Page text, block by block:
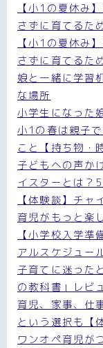
【小1の夏休み
さずに育てるた
【小1の夏休み
さずに育てるた
娘と一緒に学習
な場所
小学生になった
小1の春は親子
こと【持ち物・
子どもへの声か
イスターとは？
【体験談】チャ
育児がもっと楽
【小学校入学
アルスケジュー
子育てに迷った
の教科書」レビ
育児、家事、仕
という選択も【
ワンオペ育児が